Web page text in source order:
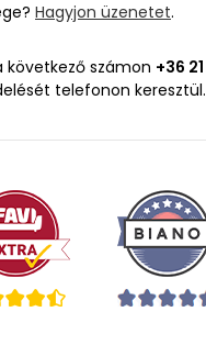
Hagyjon üzenetet.
számon +36
telefonon keresztül.